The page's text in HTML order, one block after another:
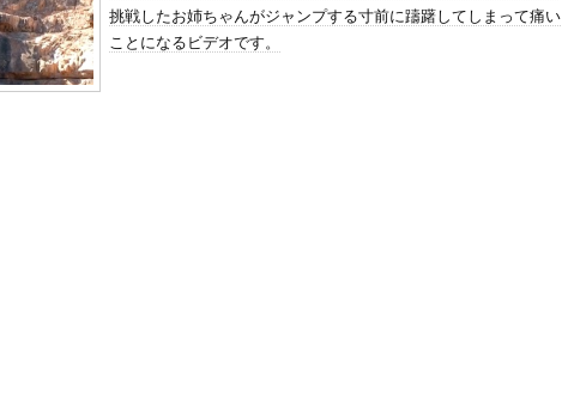
。まさかと思い長男のDNA鑑定をするがいいな？と問うと、元嫁...
シア軍兵士のHIV感染が2000％急増…ウクライナメディア！
SNS更新が1週間途絶え、様々な憶測が飛び交う。1週間ぶりの投...
挑戦したお姉ちゃんがジャンプする寸前に躊躇してしまって痛い
ことになるビデオです。